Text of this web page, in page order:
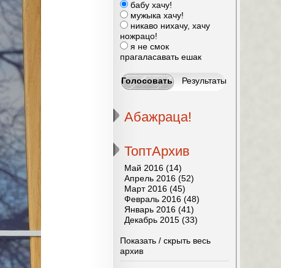
бабу хачу!
мужыка хачу!
никаво нихачу, хачу
ножрацо!
я не смок
прагаласавать ешак
Абажраца!
ТоптАрхив
Май 2016 (14)
Апрель 2016 (52)
Март 2016 (45)
Февраль 2016 (48)
Январь 2016 (41)
Декабрь 2015 (33)
Показать / скрыть весь
архив